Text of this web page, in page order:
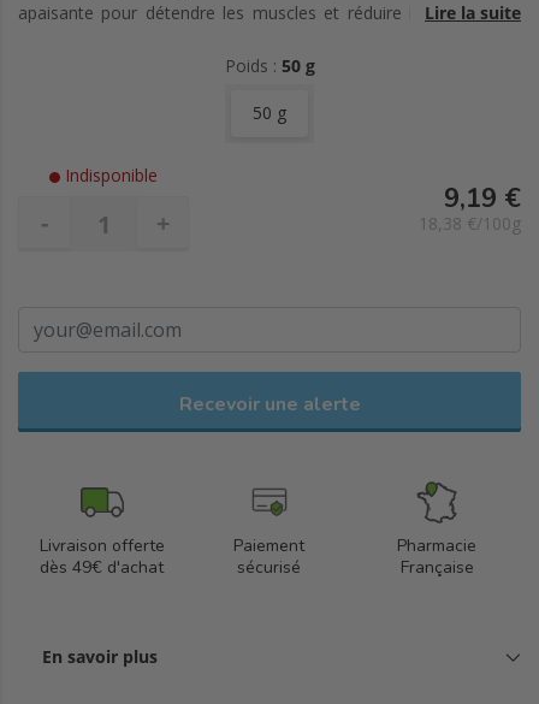
apaisante pour détendre les muscles et réduire les risques de
Lire la suite
Poids : 50 g
50 g
Indisponible
- +
9,19 €
18,38 €/100g
Recevoir une alerte
Livraison offerte
dès 49€ d'achat
Paiement
sécurisé
Pharmacie
Française
En savoir plus